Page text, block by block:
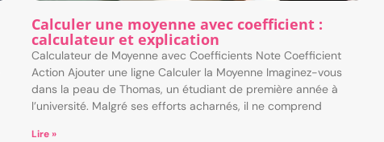
Calculer une moyenne avec coefficient :
calculateur et explication
Calculateur de Moyenne avec Coefficients Note Coefficient
Action Ajouter une ligne Calculer la Moyenne Imaginez-vous
dans la peau de Thomas, un étudiant de première année à
l’université. Malgré ses efforts acharnés, il ne comprend
Lire »